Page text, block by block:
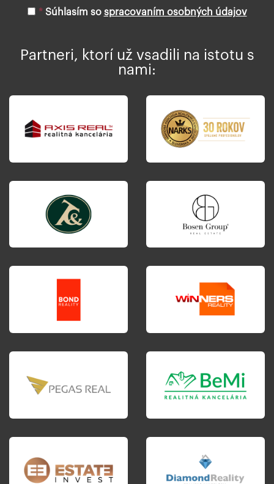
adresu
*Súhlasím so spracovaním osobných údajov
Partneri, ktorí už vsadili na istotu s
nami: